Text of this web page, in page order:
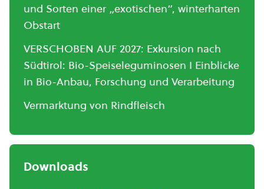
und Sorten einer „exotischen“, winterharten
Obstart
VERSCHOBEN AUF 2027: Exkursion nach
Südtirol: Bio-Speiseleguminosen I Einblicke
in Bio-Anbau, Forschung und Verarbeitung
Vermarktung von Rindfleisch
Downloads